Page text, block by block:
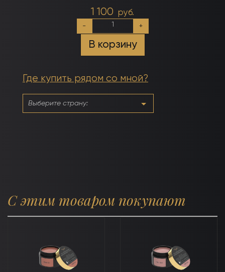
1 100 руб.
Количество
№19
50мл
гель
розовый
с
- +
В корзину
Где купить рядом со мной?
С этим товаром покупают